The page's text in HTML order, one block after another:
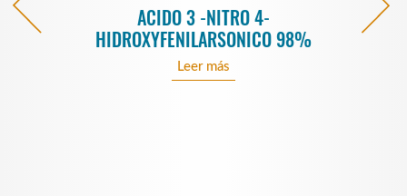
ACIDO 3 -NITRO 4-
HIDROXYFENILARSONICO 98%
Leer más